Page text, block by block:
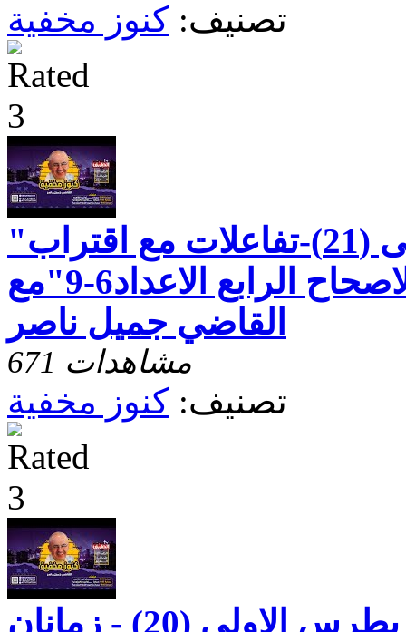
تصنيف: كنوز مخفية
"رسالة بطرس الاولى (21)-تفاعلات مع اقتراب
نهاية الزمان-الاصحاح الرابع الاعداد6-9"مع
القاضي جميل ناصر
671 مشاهدات
تصنيف: كنوز مخفية
كنوز مخفيه"رسالة بطرس الاولى (20) - زمانان